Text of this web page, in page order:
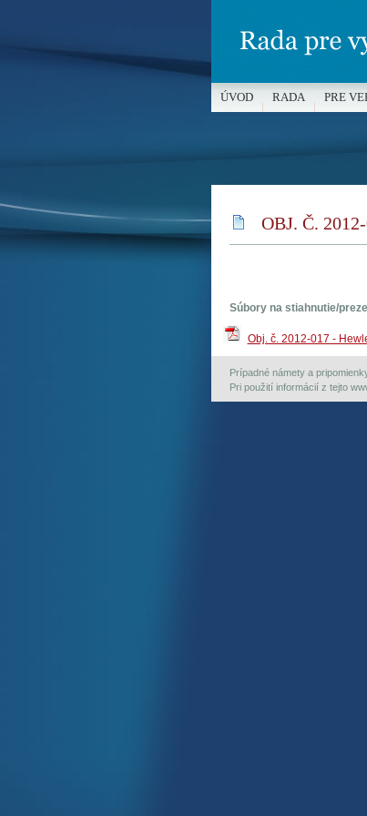
OBJ. Č.
Súbory na stiahnutie/
Obj. č. 2012-017 -
Prípadné námety a
Pri použití informácií z tejto
ÚVOD RADA PRE